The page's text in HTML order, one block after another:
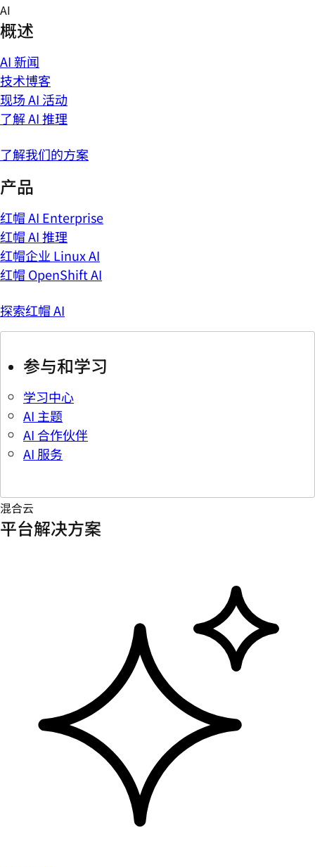
Skip
to
content
AI
概述
AI 新闻
技术博客
现场 AI 活动
了解 AI 推理
了解我们的方案
产品
红帽 AI Enterprise
红帽 AI 推理
红帽企业 Linux AI
红帽 OpenShift AI
探索红帽 AI
参与和学习
学习中心
AI 主题
AI 合作伙伴
AI 服务
混合云
平台解决方案